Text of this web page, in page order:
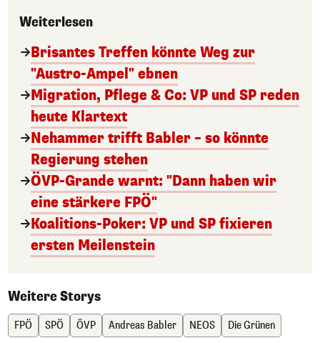
Weiterlesen
Brisantes Treffen könnte Weg zur
"Austro-Ampel" ebnen
Migration, Pflege & Co: VP und SP reden
heute Klartext
Nehammer trifft Babler – so könnte
Regierung stehen
ÖVP-Grande warnt: "Dann haben wir
eine stärkere FPÖ"
Koalitions-Poker: VP und SP fixieren
ersten Meilenstein
Weitere Storys
FPÖ SPÖ ÖVP Andreas Babler NEOS Die Grünen